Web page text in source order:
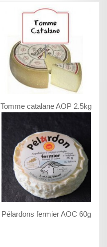
Tomme catalane AOP 2.5kg
Pélardons fermier AOC 60g